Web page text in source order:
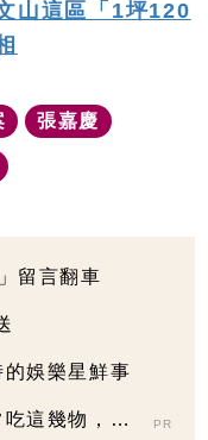
山這區「1坪120
張嘉慶
留言翻車
娛樂星鮮事
這幾物，吃
PR